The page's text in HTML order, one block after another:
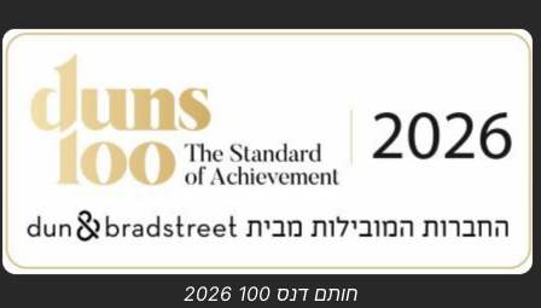
חותם דנס 100 2026